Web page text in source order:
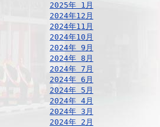
2025年 1月
2024年12月
2024年11月
2024年10月
2024年 9月
2024年 8月
2024年 7月
2024年 6月
2024年 5月
2024年 4月
2024年 3月
2024年 2月